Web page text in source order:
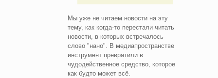
Мы уже не читаем новости на эту
тему, как когда-то перестали читать
новости, в которых встречалось
слово "нано". В медиапространстве
инструмент превратили в
чудодейственное средство, которое
как будто может всё.